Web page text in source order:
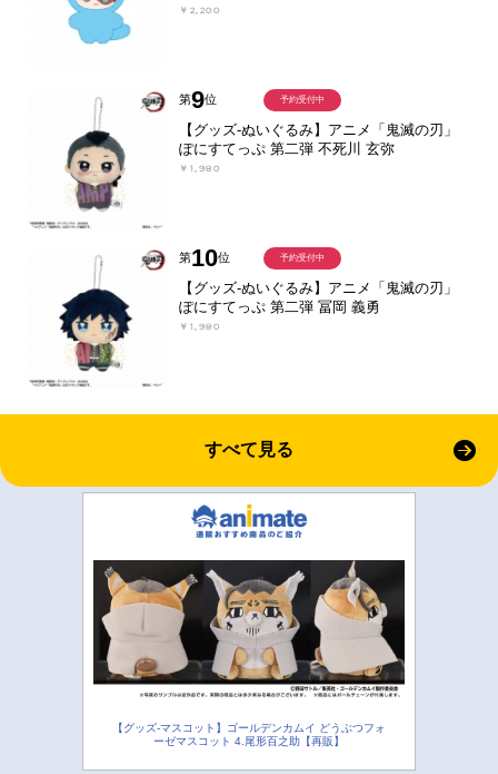
￥2,200
第9位
【グッズ-ぬいぐるみ】アニメ「鬼滅の刃」
ぽにすてっぷ 第二弾 不死川 玄弥
￥1,980
予約受付中
第10位
【グッズ-ぬいぐるみ】アニメ「鬼滅の刃」
ぽにすてっぷ 第二弾 冨岡 義勇
￥1,980
予約受付中
すべて見る
【グッズ-マスコット】ゴールデンカムイ どうぶつフォ
ーゼマスコット 4.尾形百之助【再販】